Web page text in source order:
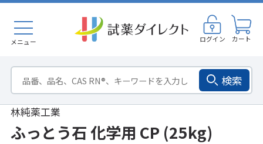
メニュー ログイン カート
検索
林純薬工業
ふっとう石 化学用 CP (25kg)